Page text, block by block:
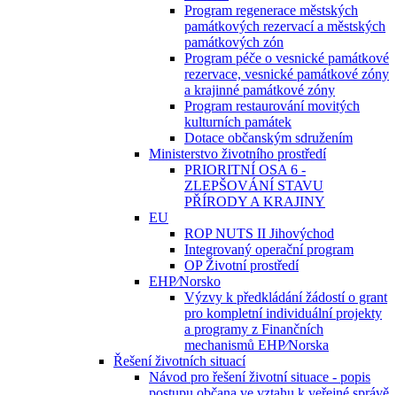
Program regenerace městských
památkových rezervací a městských
památkových zón
Program péče o vesnické památkové
rezervace, vesnické památkové zóny
a krajinné památkové zóny
Program restaurování movitých
kulturních památek
Dotace občanským sdružením
Ministerstvo životního prostředí
PRIORITNÍ OSA 6 -
ZLEPŠOVÁNÍ STAVU
PŘÍRODY A KRAJINY
EU
ROP NUTS II Jihovýchod
Integrovaný operační program
OP Životní prostředí
EHP⁄Norsko
Výzvy k předkládání žádostí o grant
pro kompletní individuální projekty
a programy z Finančních
mechanismů EHP⁄Norska
Řešení životních situací
Návod pro řešení životní situace - popis